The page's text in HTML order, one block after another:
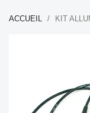
ACCUEIL KIT